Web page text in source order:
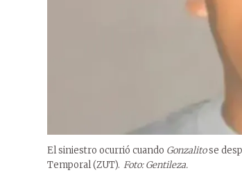
El siniestro ocurrió cuando Gonzalitose
Temporal (ZUT). Foto: Gentileza.